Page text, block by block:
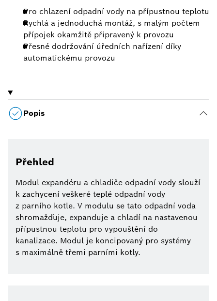
Pro chlazení odpadní vody na přípustnou teplotu
Rychlá a jednoduchá montáž, s malým počtem
přípojek okamžitě připravený k provozu
Přesné dodržování úředních nařízení díky
automatickému provozu
Popis
Přehled
Modul expandéru a chladiče odpadní vody slouží
k zachycení veškeré teplé odpadní vody
z parního kotle. V modulu se tato odpadní voda
shromažďuje, expanduje a chladí na nastavenou
přípustnou teplotu pro vypouštění do
kanalizace. Modul je koncipovaný pro systémy
s maximálně třemi parními kotly.